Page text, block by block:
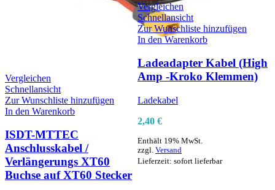
Vergleichen
Schnellansicht
Zur Wunschliste hinzufügen
In den Warenkorb
ISDT-MTTEC
Anschlusskabel /
Verlängerungs XT60
Buchse auf XT60 Stecker
Vergleichen
Schnellansicht
Zur Wunschliste hinzufügen
In den Warenkorb
Ladeadapter Kabel (High
Amp -Kroko Klemmen)
Ladekabel
2,40 €
Enthält 19% MwSt.
zzgl. Versand
Lieferzeit: sofort lieferbar